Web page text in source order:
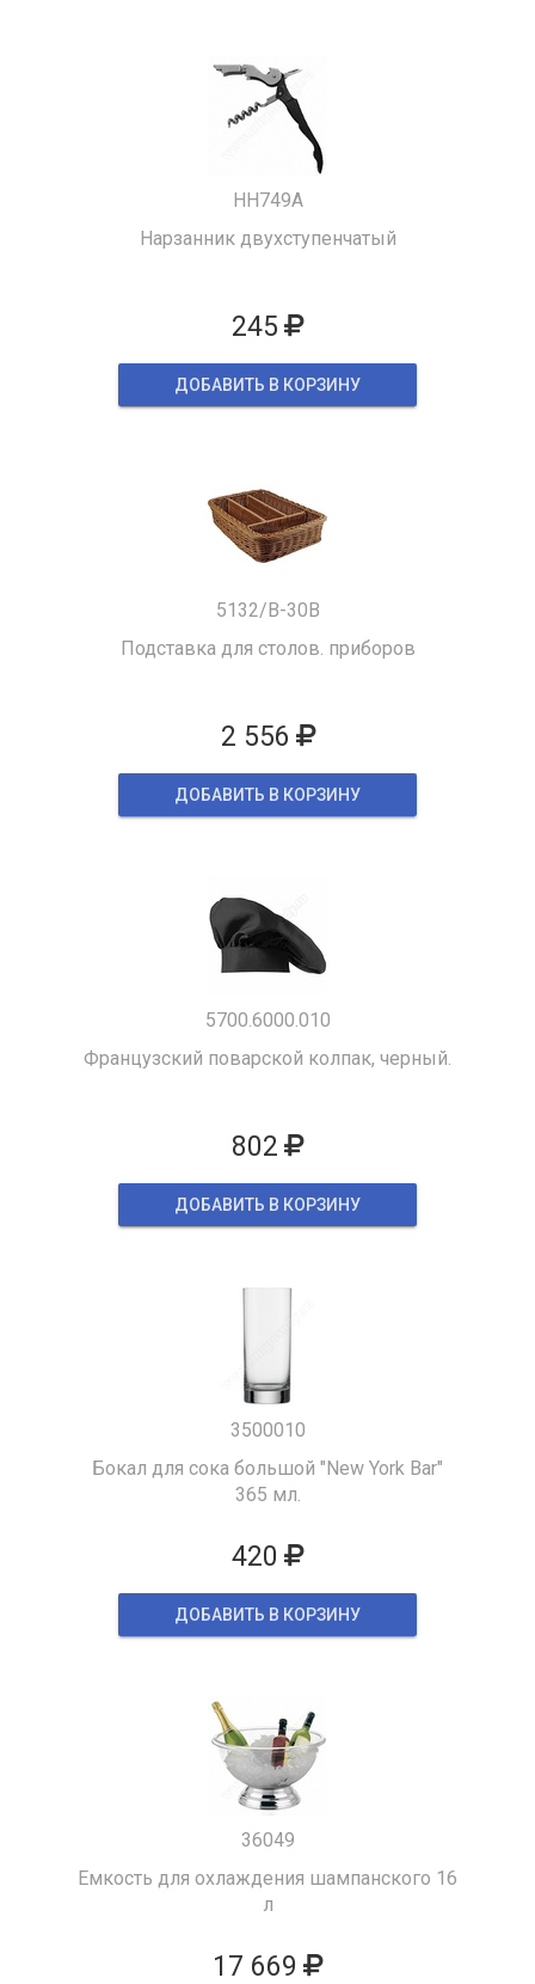
HH749A
Нарзанник двухступенчатый
245
ДОБАВИТЬ В КОРЗИНУ
5132/B-30B
Подставка для столов. приборов
2 556
ДОБАВИТЬ В КОРЗИНУ
5700.6000.010
Французский поварской колпак, черный.
802
ДОБАВИТЬ В КОРЗИНУ
3500010
Бокал для сока большой "New York Bar"
365 мл.
420
ДОБАВИТЬ В КОРЗИНУ
36049
Емкость для охлаждения шампанского 16
л
17 669